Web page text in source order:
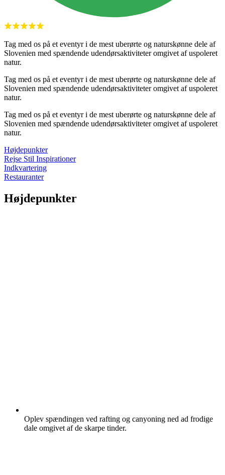
Tag med os på et eventyr i de mest uberørte og naturskønne dele af
Slovenien med spændende udendørsaktiviteter omgivet af uspoleret
natur.
Tag med os på et eventyr i de mest uberørte og naturskønne dele af
Slovenien med spændende udendørsaktiviteter omgivet af uspoleret
natur.
Tag med os på et eventyr i de mest uberørte og naturskønne dele af
Slovenien med spændende udendørsaktiviteter omgivet af uspoleret
natur.
Højdepunkter
Rejse Stil Inspirationer
Indkvartering
Restauranter
Højdepunkter
Oplev spændingen ved rafting og canyoning ned ad frodige
dale omgivet af de skarpe tinder.